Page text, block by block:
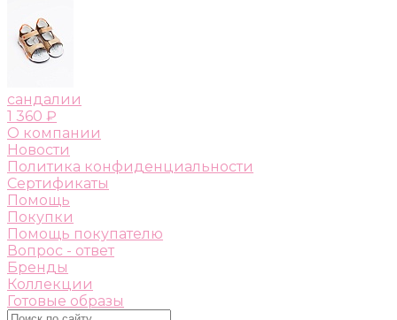
сандалии
1 360 ₽
О компании
Новости
Политика конфиденциальности
Сертификаты
Помощь
Покупки
Помощь покупателю
Вопрос - ответ
Бренды
Коллекции
Готовые образы